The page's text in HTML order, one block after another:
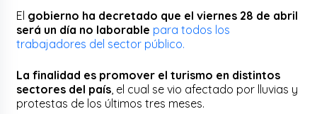
El gobierno ha decretado que el viernes 28 de abril
será un día no laborable para todos los
trabajadores del sector público.
La finalidad es promover el turismo en distintos
sectores del país , el cual se vio afectado por lluvias y
protestas de los últimos tres meses.